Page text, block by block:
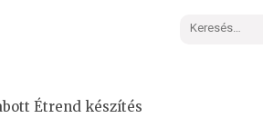
Étrend készítés